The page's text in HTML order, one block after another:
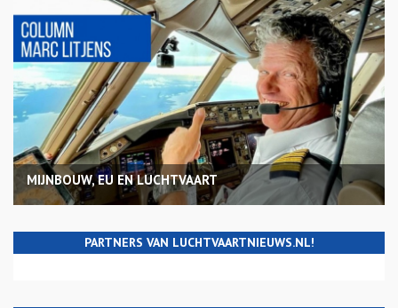
MIJNBOUW, EU EN LUCHTVAART
PARTNERS VAN LUCHTVAARTNIEUWS.NL!